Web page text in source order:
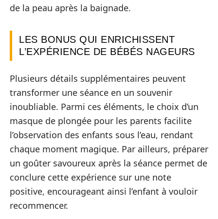
de la peau après la baignade.
LES BONUS QUI ENRICHISSENT
L’EXPÉRIENCE DE BÉBÉS NAGEURS
Plusieurs détails supplémentaires peuvent
transformer une séance en un souvenir
inoubliable. Parmi ces éléments, le choix d’un
masque de plongée pour les parents facilite
l’observation des enfants sous l’eau, rendant
chaque moment magique. Par ailleurs, préparer
un goûter savoureux après la séance permet de
conclure cette expérience sur une note
positive, encourageant ainsi l’enfant à vouloir
recommencer.